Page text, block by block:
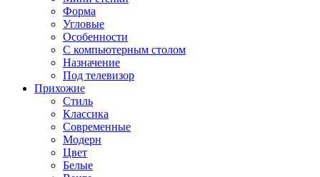
Форма
Угловые
Особенности
С компьютерным столом
Назначение
Под телевизор
Прихожие
Стиль
Классика
Современные
Модерн
Цвет
Белые